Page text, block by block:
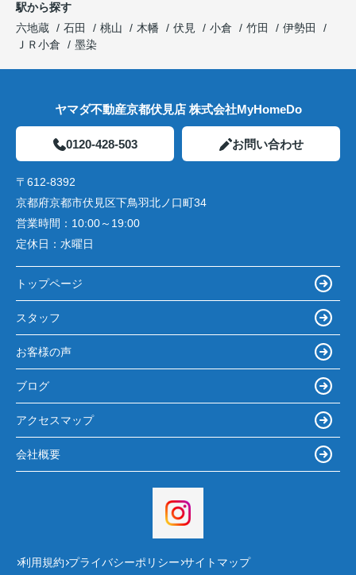
駅から探す
六地蔵
石田 桃山 木幡 伏見 小倉 竹田
伊勢田
ＪＲ小倉
墨染
ヤマダ不動産京都伏見店 株式会社MyHomeDo
0120-428-503 お問い合わせ
〒612-8392
京都府京都市伏見区下鳥羽北ノ口町34
営業時間： 10:00～19:00
定休日： 水曜日
トップページ
スタッフ
お客様の声
ブログ
アクセスマップ
会社概要
利用規約 プライバシーポリシー サイトマップ